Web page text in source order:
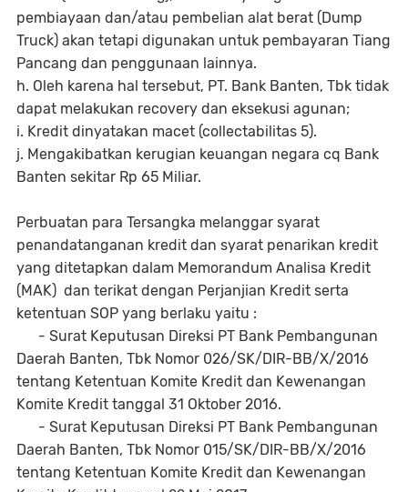
pembiayaan dan/atau pembelian alat berat (Dump
Truck) akan tetapi digunakan untuk pembayaran Tiang
Pancang dan penggunaan lainnya.
h. Oleh karena hal tersebut, PT. Bank Banten, Tbk tidak
dapat melakukan recovery dan eksekusi agunan;
i. Kredit dinyatakan macet (collectabilitas 5).
j. Mengakibatkan kerugian keuangan negara cq Bank
Banten sekitar Rp 65 Miliar.
Perbuatan para Tersangka melanggar syarat
penandatanganan kredit dan syarat penarikan kredit
yang ditetapkan dalam Memorandum Analisa Kredit
(MAK) dan terikat dengan Perjanjian Kredit serta
ketentuan SOP yang berlaku yaitu :
- Surat Keputusan Direksi PT Bank Pembangunan
Daerah Banten, Tbk Nomor 026/SK/DIR-BB/X/2016
tentang Ketentuan Komite Kredit dan Kewenangan
Komite Kredit tanggal 31 Oktober 2016.
- Surat Keputusan Direksi PT Bank Pembangunan
Daerah Banten, Tbk Nomor 015/SK/DIR-BB/X/2016
tentang Ketentuan Komite Kredit dan Kewenangan